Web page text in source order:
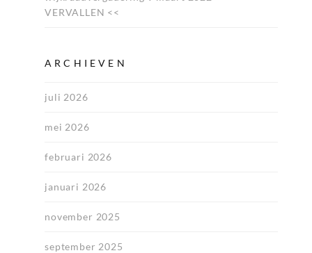
VERVALLEN <<
ARCHIEVEN
juli 2026
mei 2026
februari 2026
januari 2026
november 2025
september 2025